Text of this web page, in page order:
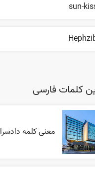
کلمات فارسی
معنی کلمه دادسرا